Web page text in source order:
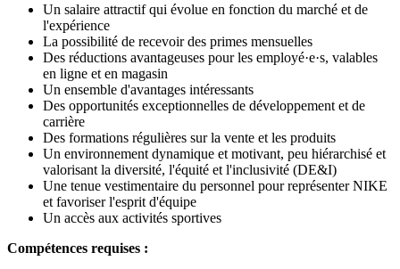
Un salaire attractif qui évolue en fonction du marché et de
l'expérience
La possibilité de recevoir des primes mensuelles
Des réductions avantageuses pour les employé·e·s, valables
en ligne et en magasin
Un ensemble d'avantages intéressants
Des opportunités exceptionnelles de développement et de
carrière
Des formations régulières sur la vente et les produits
Un environnement dynamique et motivant, peu hiérarchisé et
valorisant la diversité, l'équité et l'inclusivité (DE&I)
Une tenue vestimentaire du personnel pour représenter NIKE
et favoriser l'esprit d'équipe
Un accès aux activités sportives
Compétences requises :